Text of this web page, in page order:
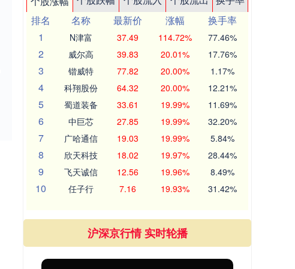
排名
名称 最新价 涨幅
换手率
1
N津富 37.49 114.72% 77.46%
2 威尔高 39.83 20.01% 17.76%
3 锴威特 77.82 20.00% 1.17%
4 科翔股份 64.32 20.00% 12.21%
5 蜀道装备 33.61 19.99% 11.69%
6 中巨芯 27.85 19.99% 32.20%
7 广哈通信 19.03 19.99% 5.84%
8 欣天科技 18.02 19.97% 28.44%
9 飞天诚信 12.56 19.96% 8.49%
10 任子行 7.16 19.93% 31.42%
沪深京行情 实时轮播